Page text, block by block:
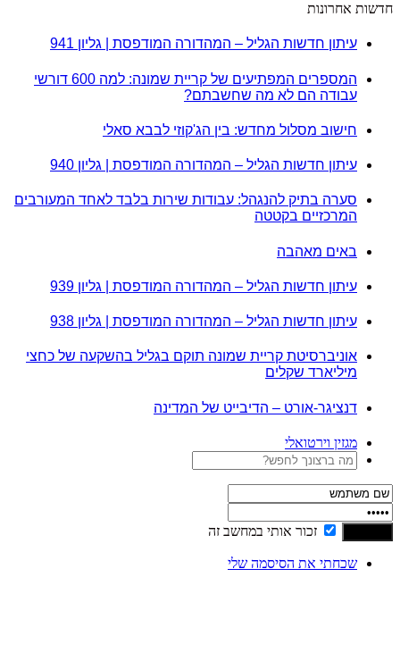
חדשות אחרונות
עיתון חדשות הגליל – המהדורה המודפסת | גליון 941
המספרים המפתיעים של קריית שמונה: למה 600 דורשי
עבודה הם לא מה שחשבתם?
חישוב מסלול מחדש: בין הג'קוזי לבבא סאלי
עיתון חדשות הגליל – המהדורה המודפסת | גליון 940
סערה בתיק להנגהל: עבודות שירות בלבד לאחד המעורבים
המרכזיים בקטטה
באים מאהבה
עיתון חדשות הגליל – המהדורה המודפסת | גליון 939
עיתון חדשות הגליל – המהדורה המודפסת | גליון 938
אוניברסיטת קריית שמונה תוקם בגליל בהשקעה של כחצי
מיליארד שקלים
דנציגר-אורט – הדיבייט של המדינה
מגזין וירטואלי
זכור אותי במחשב זה
שכחתי את הסיסמה שלי